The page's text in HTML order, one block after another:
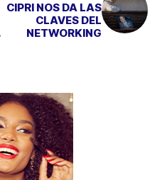
CIPRI NOS DA LAS
CLAVES DEL
NETWORKING